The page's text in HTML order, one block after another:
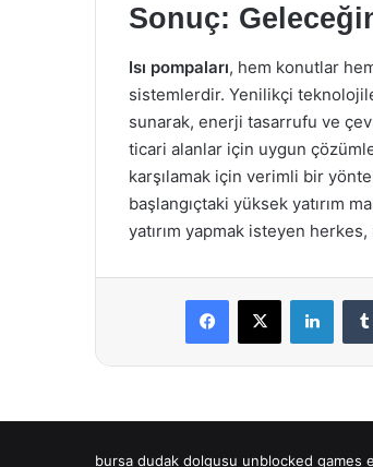
Sonuç:
Isı pompaları, hem konutlar
sistemlerdir. Yenilikçi
sunarak, enerji tasarrufu ve
ticari alanlar için uygun
karşılamak için verimli bir
başlangıçtaki yüksek yatırım
yatırım yapmak isteyen herkes,
Facebook
X
bursa dudak dolgusu unblocked games